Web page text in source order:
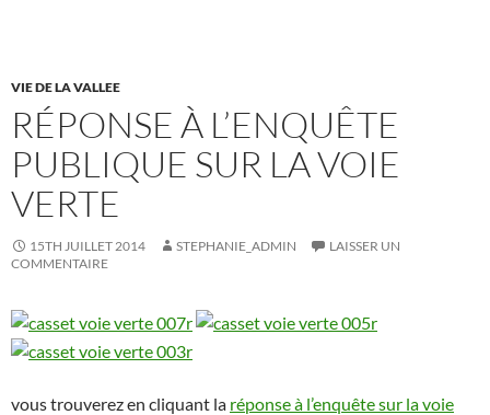
VIE DE LA VALLEE
RÉPONSE À L’ENQUÊTE
PUBLIQUE SUR LA VOIE
VERTE
15TH JUILLET 2014 STEPHANIE_ADMIN
LAISSER UN
COMMENTAIRE
vous trouverez en cliquant la réponse à l’enquête sur la voie